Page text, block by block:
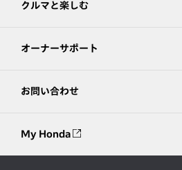
クルマと楽しむ
オーナーサポート
お問い合わせ
My Honda